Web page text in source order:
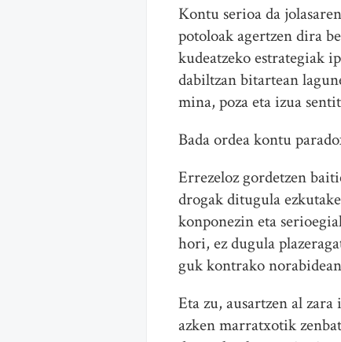
Kontu serioa da
potoloak agertzen dira
kudeatzeko estrategiak
dabiltzan bitartean
mina, poza eta izua
Bada ordea kontu
Errezeloz gordetzen
drogak ditugula
konponezin eta
hori, ez dugula
guk kontrako
Eta zu, ausartzen al
azken marratxotik